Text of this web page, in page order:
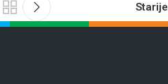
Starije